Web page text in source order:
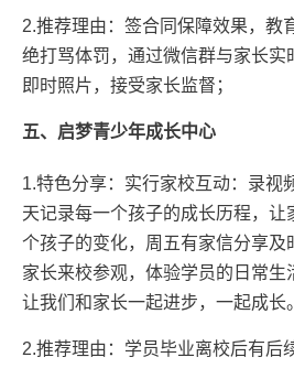
2.推荐理由：签合同保障效果，教
绝打骂体罚，通过微信群与家长实
即时照片，接受家长监督；
五、启梦青少年成长中心
1.特色分享：实行家校互动：录视
天记录每一个孩子的成长历程，让
个孩子的变化，周五有家信分享及
家长来校参观，体验学员的日常生
让我们和家长一起进步，一起成长。
2.推荐理由：学员毕业离校后有后